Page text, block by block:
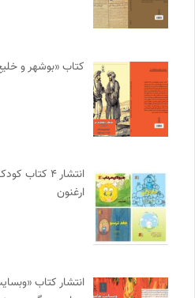
کتاب «بوشهر و خلیج فارس
انتشار ۴
ارغنون
انتشار کتاب